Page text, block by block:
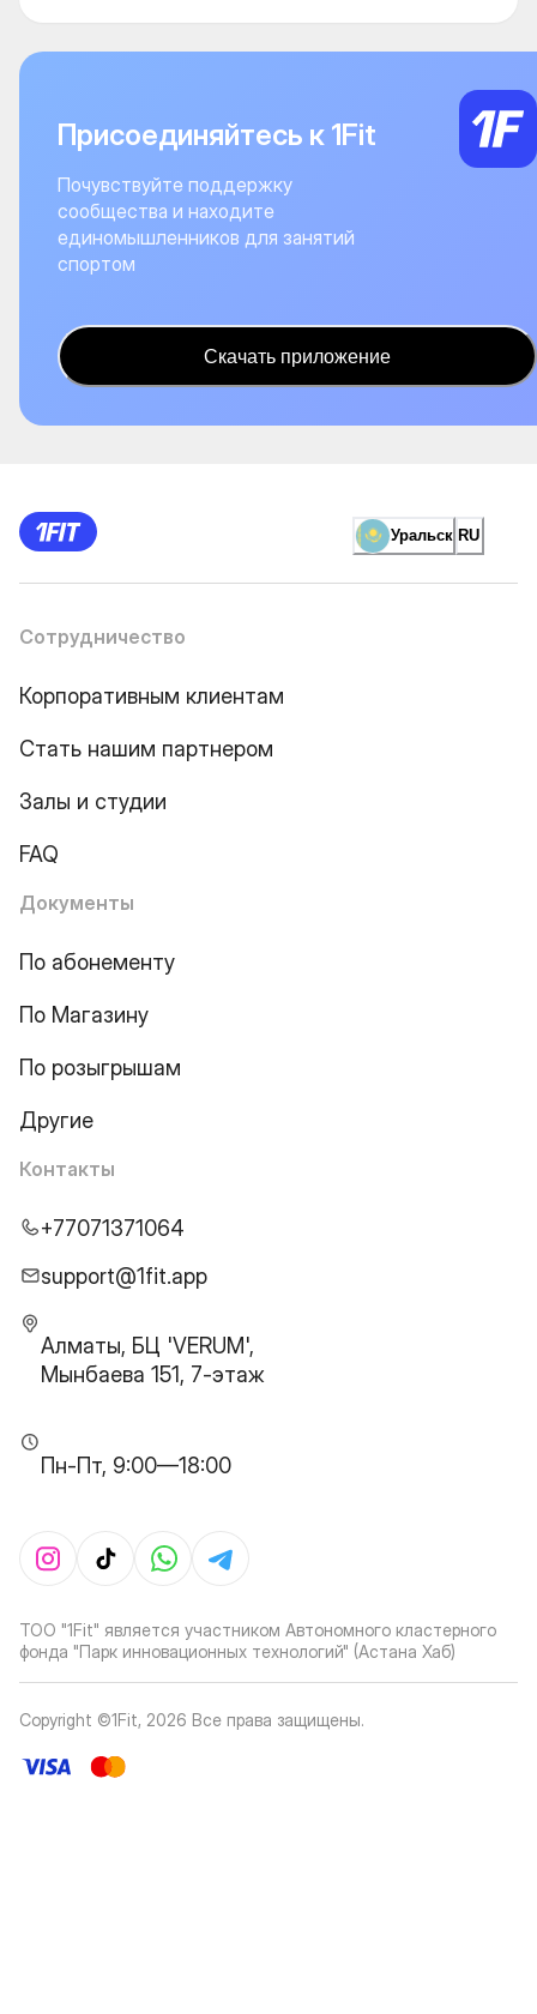
Присоединяйтесь к 1Fit
Почувствуйте поддержку
сообщества и находите
единомышленников для занятий
спортом
Скачать приложение
Уральск RU
Сотрудничество
Корпоративным клиентам
Стать нашим партнером
Залы и студии
FAQ
Документы
По абонементу
По Магазину
По розыгрышам
Другие
Контакты
+77071371064
support@1fit.app
Алматы, БЦ 'VERUM',
Мынбаева 151, 7-этаж
Пн-Пт, 9:00—18:00
ТОО "1Fit" является участником Автономного кластерного
фонда "Парк инновационных технологий" (Астана Хаб)
Copyright ©1Fit, 2026 Все права защищены.